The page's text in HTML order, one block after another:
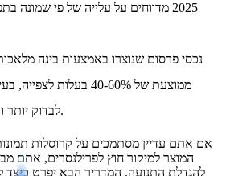
2025 מדווחים על
עלייה של פי שמונה
נכסי פרסום שנוצרו באמצעות בינה
ממוצעת של 40-60% בעלות לצפייה
,
לבדוק יותר וריאציות יצירתיות.
אם אתם עדיין מסתמכים על קרוסלות
המוצר למיקור חוץ לפרילנסרים, אתם
להגדלת התנועה. המדריך הבא יפרט כיצד